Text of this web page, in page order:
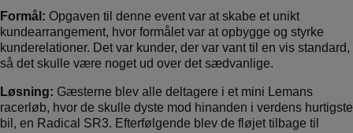
Formål: Opgaven til denne event var at skabe et unikt
kundearrangement, hvor formålet var at opbygge og styrke
kunderelationer. Det var kunder, der var vant til en vis standard,
så det skulle være noget ud over det sædvanlige.
Løsning: Gæsterne blev alle deltagere i et mini Lemans
racerløb, hvor de skulle dyste mod hinanden i verdens hurtigste
bil, en Radical SR3. Efterfølgende blev de fløjet tilbage til